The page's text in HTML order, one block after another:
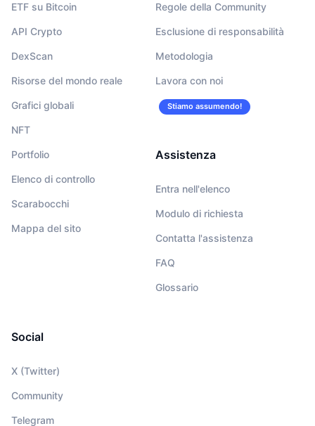
ETF su Bitcoin
API Crypto
DexScan
Risorse del mondo reale
Grafici globali
NFT
Portfolio
Elenco di controllo
Scarabocchi
Mappa del sito
Regole della Community
Esclusione di responsabilità
Metodologia
Lavora con noi
Stiamo assumendo!
Assistenza
Entra nell'elenco
Modulo di richiesta
Contatta l'assistenza
FAQ
Glossario
Social
X (Twitter)
Community
Telegram